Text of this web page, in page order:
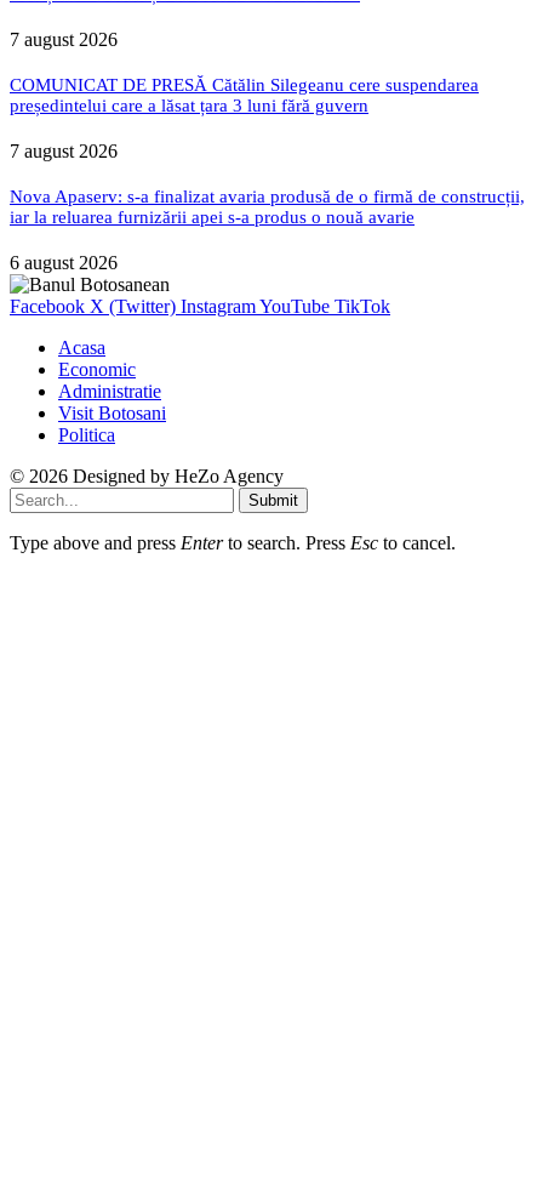
7 august 2026
COMUNICAT DE PRESĂ Cătălin Silegeanu cere suspendarea
președintelui care a lăsat țara 3 luni fără guvern
7 august 2026
Nova Apaserv: s-a finalizat avaria produsă de o firmă de construcții,
iar la reluarea furnizării apei s-a produs o nouă avarie
6 august 2026
Facebook X (Twitter) InstagramYouTube TikTok
Acasa
Economic
Administratie
Visit Botosani
Politica
© 2026 Designed by HeZo Agency
Submit
Type above and press Enterto search. Press Esc to cancel.